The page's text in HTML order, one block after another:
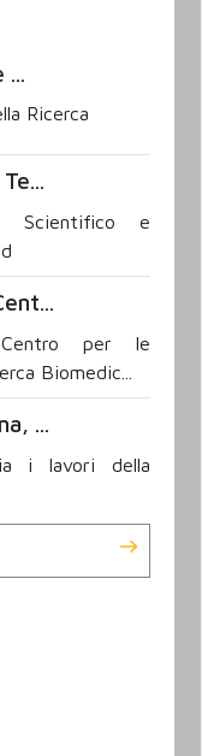
...
Ricerca
Scientifico e
Centro per le
Biomedic...
...
i lavori della